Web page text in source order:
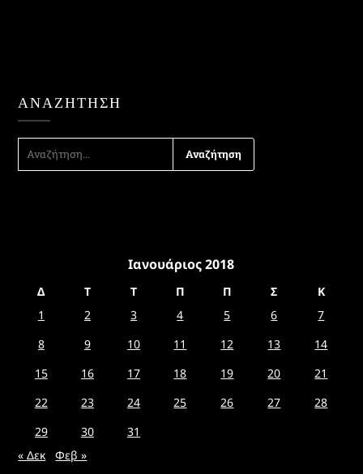
ΑΝΑΖΉΤΗΣΗ
ΑΝΑΖΉΤΗΣΗ
ΓΙΑ:
Ιανουάριος 2018
Δ Τ Τ Π Π Σ
Κ
1
2 3 4 5 6
7
8
9 10 11 12 13
14
15
16 17 18 19 20
21
22
23 24 25 26 27
28
29
30
31
« Δεκ
Φεβ »